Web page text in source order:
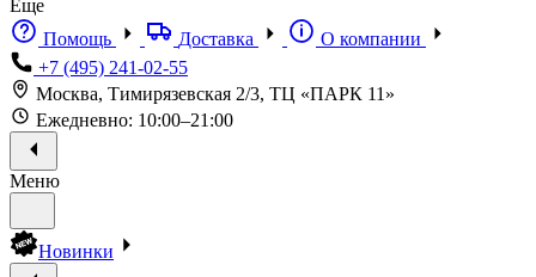
Еще
Помощь
Доставка
О компании
+7 (495) 241-02-55
Москва, Тимирязевская 2/3, ТЦ «ПАРК 11»
Ежедневно: 10:00–21:00
Меню
Новинки